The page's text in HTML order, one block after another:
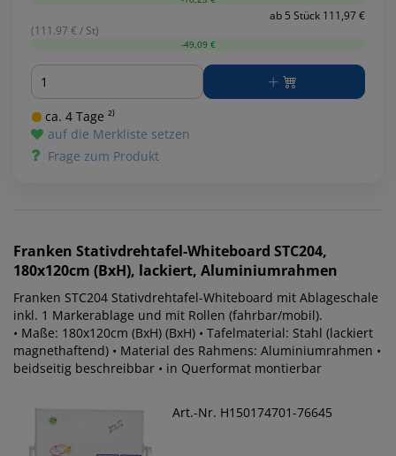
ab 5 Stück 111,97 €
(111.97 € / St)
-49,09 €
Menge
ca. 4 Tage ²⁾
auf die Merkliste setzen
Frage zum Produkt
Franken Stativdrehtafel-Whiteboard STC204,
180x120cm (BxH), lackiert, Aluminiumrahmen
Franken STC204 Stativdrehtafel-Whiteboard mit Ablageschale
inkl. 1 Markerablage und mit Rollen (fahrbar/mobil).
• Maße: 180x120cm (BxH) (BxH) • Tafelmaterial: Stahl (lackiert
magnethaftend) • Material des Rahmens: Aluminiumrahmen •
beidseitig beschreibbar • in Querformat montierbar
Art.-Nr. H150174701-76645